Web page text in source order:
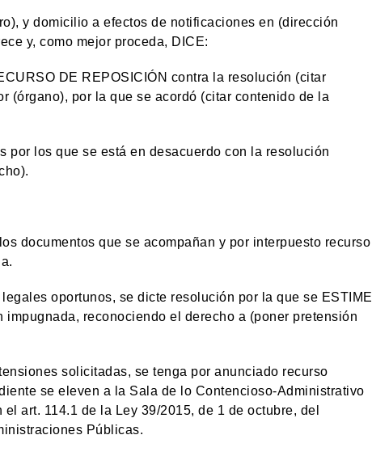
y domicilio a efectos de notificaciones en (dirección
y, como mejor proceda, DICE:
DE REPOSICIÓN contra la resolución (citar
(órgano), por la que se acordó (citar contenido de la
por los que se está en desacuerdo con la resolución
documentos que se acompañan y por interpuesto recurso
oportunos, se dicte resolución por la que se ESTIME
reconociendo el derecho a (poner pretensión
solicitadas, se tenga por anunciado recurso
se eleven a la Sala de lo Contencioso-Administrativo
art. 114.1 de la Ley 39/2015, de 1 de octubre, del
Públicas.